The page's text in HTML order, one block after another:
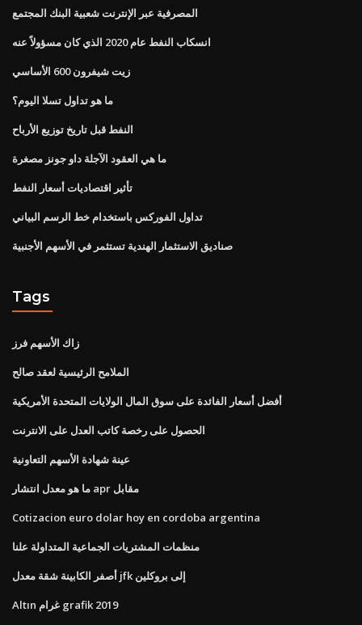
المصرفية عبر الإنترنت شعبية البنك المجتمع
انسكاب النفط عام 2020 الذي كان مسؤولاً عنه
زيت شيفرون 600 الأساسي
ما هو تداول تسلا اليوم؟
النفط قبل تاريخ توزيع الأرباح
ما هي العقود الآجلة داو جونز مصغرة
تأثير اقتصاديات أسعار النفط
تداول الفوركس باستخدام خط الرسم البياني
صناديق الاستثمار الهندية تستثمر في الأسهم الأجنبية
Tags
زاك الأسهم فرز
الملامح الرئيسية لعقد صالح
أفضل أسعار الفائدة على سوق المال الولايات المتحدة الأمريكية
الحصول على رخصة كاتب العدل على الانترنت
عينة شهادة الأسهم التعاونية
ما هو معدل انتشار apr مقابل
Cotizacion euro dolar hoy en cordoba argentina
منظمات المشتريات الجماعية المتداولة علنا
أصفر الكابينة شقة معدل jfk إلى بروكلين
Altın غرام grafik 2019